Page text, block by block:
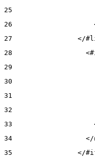
25
26
27
</
28
29
30
31
32
33
34
35
</